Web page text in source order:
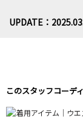
UPDATE：
このスタッフコーデ